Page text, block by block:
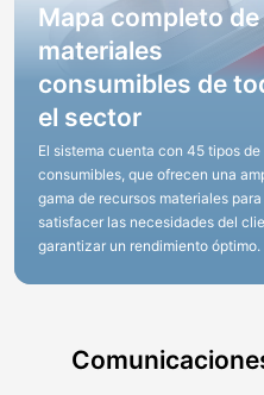
Mapa completo de
materiales
consumibles de
el sector
El sistema cuenta con 45 tipos de
consumibles, que ofrecen una
gama de recursos materiales para
satisfacer las necesidades del
garantizar un rendimiento óptimo.